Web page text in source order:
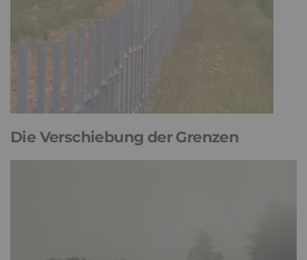
Die Verschiebung der Grenzen
19. Oktober 2023 445 0